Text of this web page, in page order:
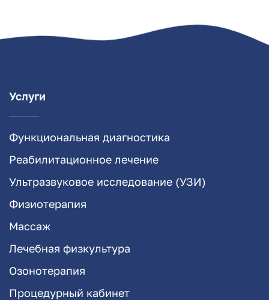
Услуги
Функциональная диагностика
Реабилитационное лечение
Ультразвуковое исследование (УЗИ)
Физиотерапия
Массаж
Лечебная физкультура
Озонотерапия
Процедурный кабинет